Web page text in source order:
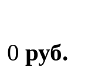
0 руб.